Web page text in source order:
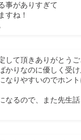
事がありすぎて
すね！
して頂きありがとうご
かりなのに優しく受
なりやすいのでホン
なるので、また先生